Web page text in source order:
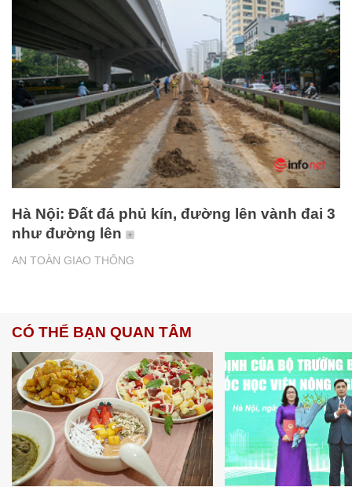
AN TOÀN GIAO THÔNG
Hà Nội: Đất đá phủ kín, đường lên vành đai 3
như đường lên
CÓ THỂ BẠN QUAN TÂM